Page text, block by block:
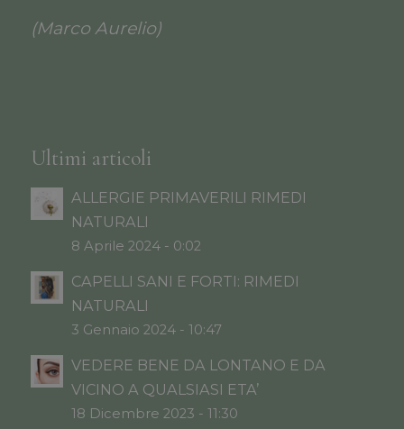
(Marco Aurelio)
Ultimi articoli
ALLERGIE PRIMAVERILI RIMEDI
NATURALI
8 Aprile 2024 - 0:02
CAPELLI SANI E FORTI: RIMEDI
NATURALI
3 Gennaio 2024 - 10:47
VEDERE BENE DA LONTANO E DA
VICINO A QUALSIASI ETA’
18 Dicembre 2023 - 11:30